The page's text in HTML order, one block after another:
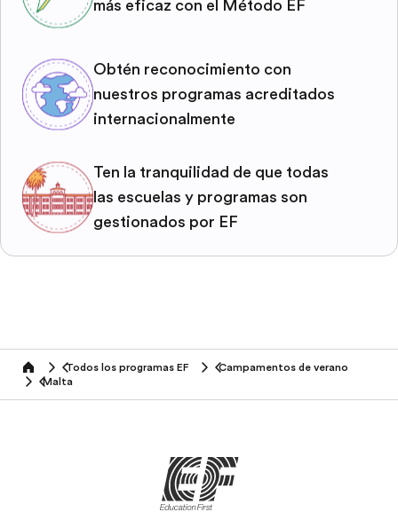
más eficaz con el Método EF
Obtén reconocimiento con
nuestros programas acreditados
internacionalmente
Ten la tranquilidad de que todas
las escuelas y programas son
gestionados por EF
home Todos los programas EF
Campamentos de verano
Malta